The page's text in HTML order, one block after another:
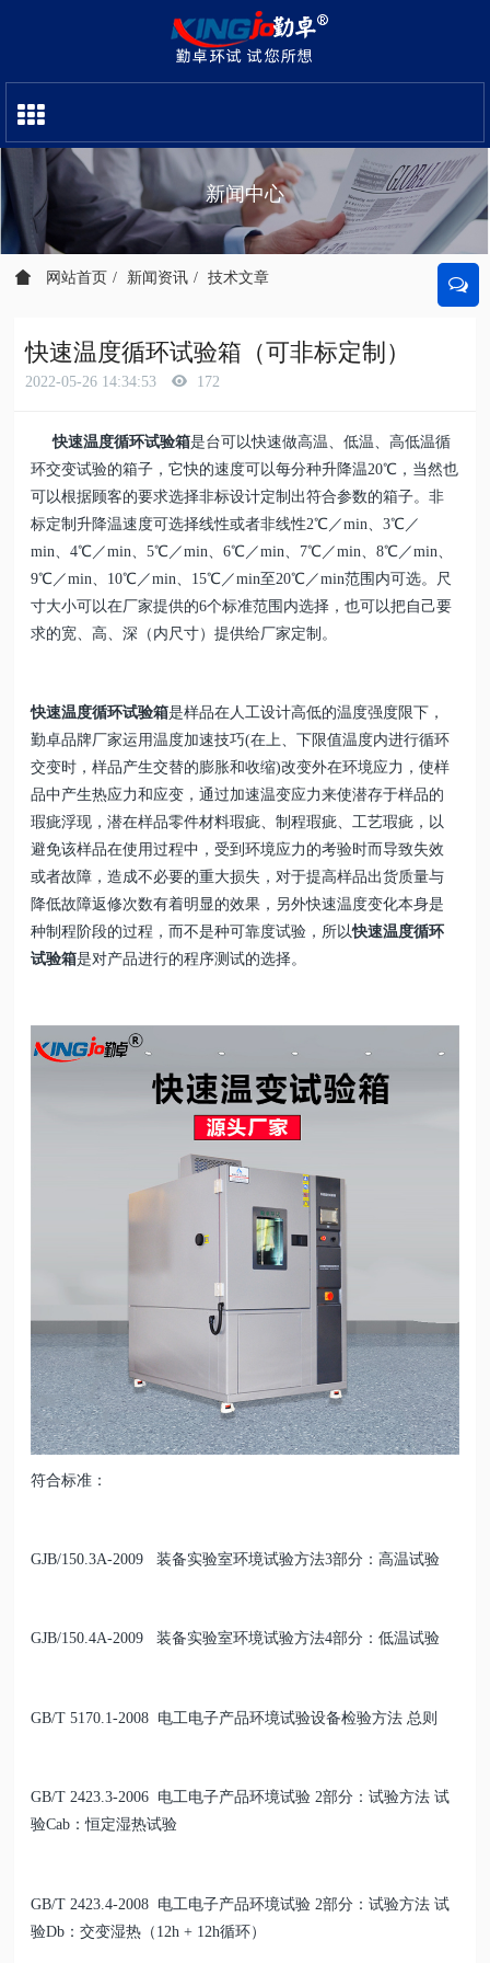
新闻中心
网站首页 新闻资讯 技术文章
快速温度循环试验箱（可非标定制）
2022-05-26 14:34:53 172
快速温度循环试验箱是台可以快速做高温、低温、高低温循
环交变试验的箱子，它快的速度可以每分种升降温20℃，当然也
可以根据顾客的要求选择非标设计定制出符合参数的箱子。非
标定制升降温速度可选择线性或者非线性2℃／min、3℃／
min、4℃／min、5℃／min、6℃／min、7℃／min、8℃／min、
9℃／min、10℃／min、15℃／min至20℃／min范围内可选。尺
寸大小可以在厂家提供的6个标准范围内选择，也可以把自己要
求的宽、高、深（内尺寸）提供给厂家定制。
快速温度循环试验箱是样品在人工设计高低的温度强度限下，
勤卓品牌厂家运用温度加速技巧(在上、下限值温度内进行循环
交变时，样品产生交替的膨胀和收缩)改变外在环境应力，使样
品中产生热应力和应变，通过加速温变应力来使潜存于样品的
瑕疵浮现，潜在样品零件材料瑕疵、制程瑕疵、工艺瑕疵，以
避免该样品在使用过程中，受到环境应力的考验时而导致失效
或者故障，造成不必要的重大损失，对于提高样品出货质量与
降低故障返修次数有着明显的效果，另外快速温度变化本身是
种制程阶段的过程，而不是种可靠度试验，所以快速温度循环
试验箱是对产品进行的程序测试的选择。
符合标准：
GJB/150.3A-2009 装备实验室环境试验方法3部分：高温试验
GJB/150.4A-2009 装备实验室环境试验方法4部分：低温试验
GB/T 5170.1-2008 电工电子产品环境试验设备检验方法 总则
GB/T 2423.3-2006 电工电子产品环境试验 2部分：试验方法 试
验Cab：恒定湿热试验
GB/T 2423.4-2008 电工电子产品环境试验 2部分：试验方法 试
验Db：交变湿热（12h + 12h循环）